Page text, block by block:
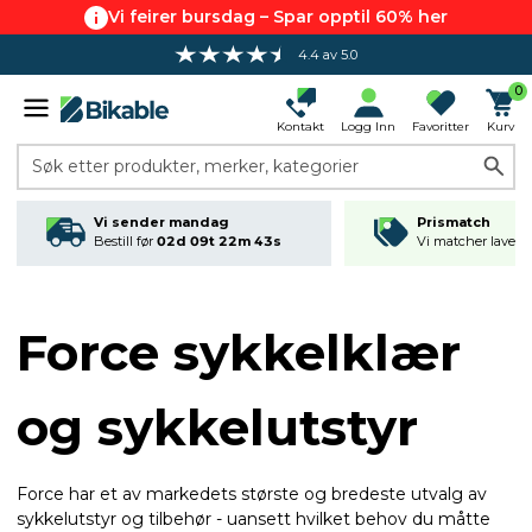
Vi feirer bursdag – Spar opptil 60% her
4.4 av 5.0
Kontakt Logg Inn Favoritter
0
Kurv
Søk etter produkter, merker, kategorier
Vi sender mandag
Bestill før 02d 09t 22m 43s
Prismatch
Vi matcher
Force sykkelklær
og sykkelutstyr
Force har et av markedets største og bredeste utvalg av
sykkelutstyr og tilbehør - uansett hvilket behov du måtte